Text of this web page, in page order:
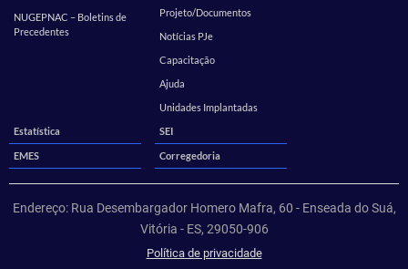
NUGEPNAC – Boletins de
Precedentes
Projeto/Documentos
Notícias PJe
Capacitação
Ajuda
Unidades Implantadas
Estatística
SEI
EMES Corregedoria
Endereço: Rua Desembargador Homero Mafra, 60 - Enseada do Suá,
Vitória - ES, 29050-906
Política de privacidade